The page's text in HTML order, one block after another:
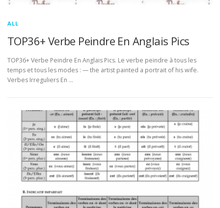
ALL
TOP36+ Verbe Peindre En Anglais Pics
TOP36+ Verbe Peindre En Anglais Pics. Le verbe peindre à tous les
temps et tous les modes : — the artist painted a portrait of his wife.
Verbes Irreguliers En …